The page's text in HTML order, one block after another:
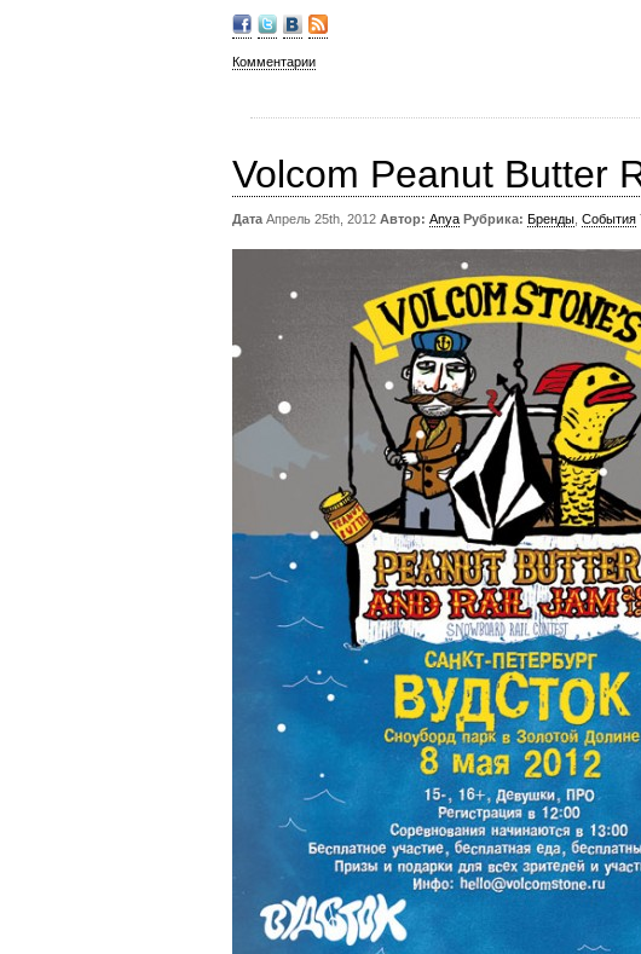
Комментарии
Volcom Peanut Butter
Дата Апрель 25th, 2012 Автор: Anya Рубрика: Бренды События